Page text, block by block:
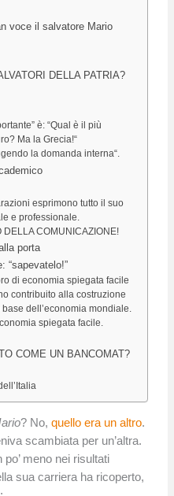
voce il salvatore Mario
DELLA PATRIA?
è: “Qual è il più
Ma la Grecia!“
la domanda interna“.
esprimono tutto il suo
e professionale.
COMUNICAZIONE!
porta
“sapevatelo!”
di economia spiegata facile
contribuito alla costruzione
dell’economia mondiale.
spiegata facile.
COME UN BANCOMAT?
? No, quello era un altro.
scambiata per un’altra.
meno nei risultati
sua carriera ha ricoperto,